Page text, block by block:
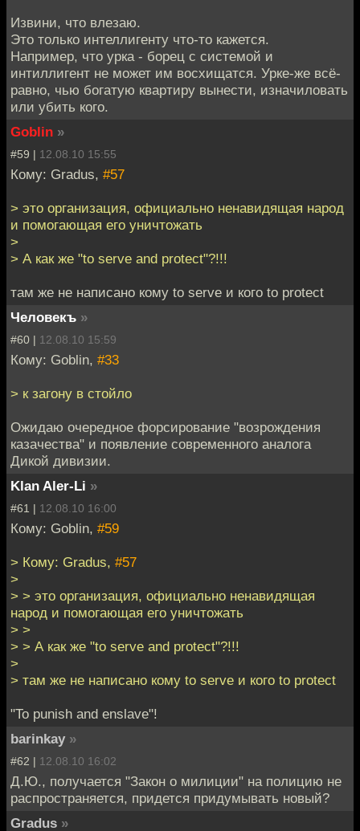
Извини, что влезаю.
Это только интеллигенту что-то кажется.
Например, что урка - борец с системой и
интиллигент не может им восхищатся. Урке-же всё-
равно, чью богатую квартиру вынести, изначиловать
или убить кого.
Goblin »
#59 | 12.08.10 15:55
Кому: Gradus, #57
> это организация, официально ненавидящая народ
и помогающая его уничтожать
>
> А как же "to serve and protect"?!!!
там же не написано кому to serve и кого to protect
Человекъ »
#60 | 12.08.10 15:59
Кому: Goblin, #33
> к загону в стойло
Ожидаю очередное форсирование "возрождения
казачества" и появление современного аналога
Дикой дивизии.
Klan Aler-Li »
#61 | 12.08.10 16:00
Кому: Goblin, #59
> Кому: Gradus, #57
>
> > это организация, официально ненавидящая
народ и помогающая его уничтожать
> >
> > А как же "to serve and protect"?!!!
>
> там же не написано кому to serve и кого to protect
"To punish and enslave"!
barinkay »
#62 | 12.08.10 16:02
Д.Ю., получается "Закон о милиции" на полицию не
распространяется, придется придумывать новый?
Gradus »